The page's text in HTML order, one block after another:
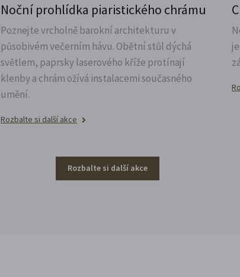
Noční prohlídka piaristického chrámu
Poznejte vrcholně barokní architekturu v
působivém večerním hávu. Obětní stůl dýchá
světlem, paprsky laserového kříže protínají
klenby a chrám ožívá instalacemi současného
umění.
Rozbalte si další akce
Rozbalte si další akce